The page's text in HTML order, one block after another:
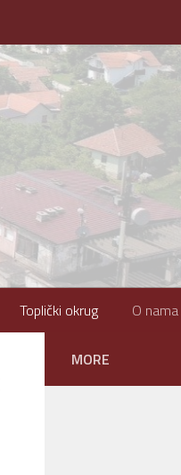
Toplički okrug O nama
MORE